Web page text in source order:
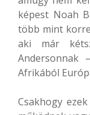
képest Noah
több mint
aki már
Andersonnak
Afrikából
Csakhogy